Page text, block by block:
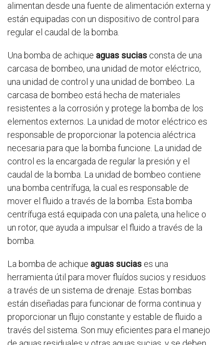
alimentan desde una fuente de alimentación externa y
están equipadas con un dispositivo de control para
regular el caudal de la bomba.
Una bomba de achique aguas sucias consta de una
carcasa de bombeo, una unidad de motor eléctrico,
una unidad de control y una unidad de bombeo. La
carcasa de bombeo está hecha de materiales
resistentes a la corrosión y protege la bomba de los
elementos externos. La unidad de motor eléctrico es
responsable de proporcionar la potencia aléctrica
necesaria para que la bomba funcione. La unidad de
control es la encargada de regular la presión y el
caudal de la bomba. La unidad de bombeo contiene
una bomba centrífuga, la cual es responsable de
mover el fluido a través de la bomba. Esta bomba
centrífuga está equipada con una paleta, una helice o
un rotor, que ayuda a impulsar el fluido a través de la
bomba.
La bomba de achique aguas sucias es una
herramienta útil para mover fluídos sucios y residuos
a través de un sistema de drenaje. Estas bombas
están diseñadas para funcionar de forma continua y
proporcionar un flujo constante y estable de fluido a
través del sistema. Son muy eficientes para el manejo